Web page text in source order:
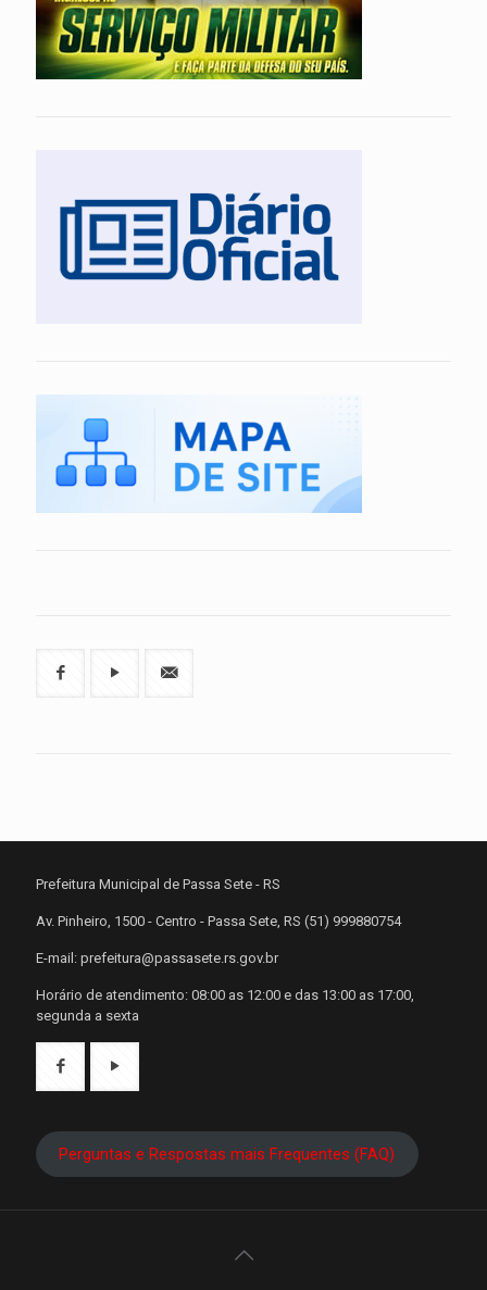
Prefeitura Municipal de Passa Sete - RS
Av. Pinheiro, 1500 - Centro - Passa Sete, RS (51) 999880754
E-mail: prefeitura@passasete.rs.gov.br
Horário de atendimento: 08:00 as 12:00 e das 13:00 as 17:00,
segunda a sexta
Perguntas e Respostas mais Frequentes (FAQ)